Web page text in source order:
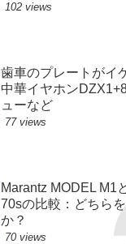
102 views
歯車のプレートがイ
中華イヤホン
ューなど
77 views
Marantz MODEL M1
70sの比較：どちら
か？
70 views